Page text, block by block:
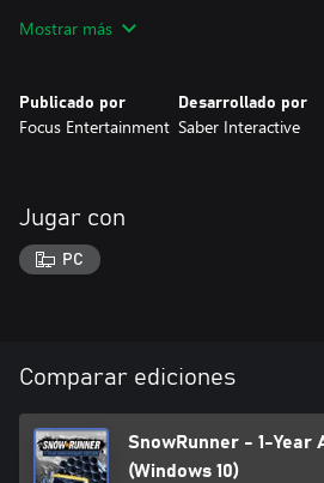
física
interconectado
Mostrar más
Publicado por
Focus Entertainment
Desarrollado por
Saber Interactive
Jugar con
PC
Comparar ediciones
SnowRunner - 1-Year
(Windows 10)